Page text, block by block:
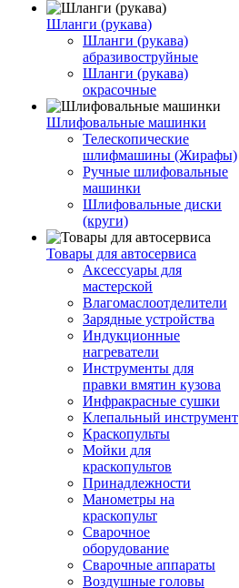
Шланги (рукава)
Шланги (рукава)
абразивоструйные
Шланги (рукава)
окрасочные
Шлифовальные машинки
Телескопические
шлифмашины (Жирафы)
Ручные шлифовальные
машинки
Шлифовальные диски
(круги)
Товары для автосервиса
Аксессуары для
мастерской
Влагомаслоотделители
Зарядные устройства
Индукционные
нагреватели
Инструменты для
правки вмятин кузова
Инфракрасные сушки
Клепальный инструмент
Краскопульты
Мойки для
краскопультов
Принадлежности
Манометры на
краскопульт
Сварочное
оборудование
Сварочные аппараты
Воздушные головы